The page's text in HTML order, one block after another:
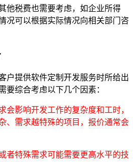
他税费也需要考虑，如企业所得
况可以根据实际情况向相关部门咨
户提供软件定制开发服务时所给出
要综合考虑以下几个因素：
会影响开发工作的复杂度和工时，
、需求越特殊的项目，报价通常会
者特殊需求可能需要更高水平的技